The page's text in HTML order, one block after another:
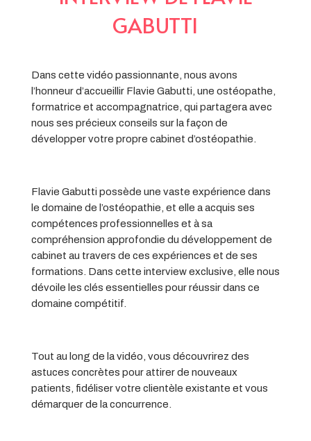
GABUTTI
Dans cette vidéo passionnante, nous avons
l’honneur d’accueillir Flavie Gabutti, une ostéopathe,
formatrice et accompagnatrice, qui partagera avec
nous ses précieux conseils sur la façon de
développer votre propre cabinet d’ostéopathie.
Flavie Gabutti possède une vaste expérience dans
le domaine de l’ostéopathie, et elle a acquis ses
compétences professionnelles et à sa
compréhension approfondie du développement de
cabinet au travers de ces expériences et de ses
formations. Dans cette interview exclusive, elle nous
dévoile les clés essentielles pour réussir dans ce
domaine compétitif.
Tout au long de la vidéo, vous découvrirez des
astuces concrètes pour attirer de nouveaux
patients, fidéliser votre clientèle existante et vous
démarquer de la concurrence.